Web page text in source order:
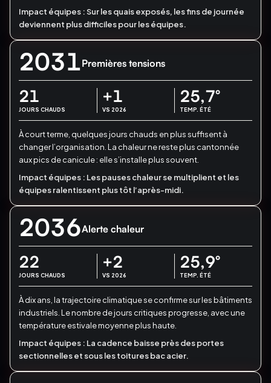
Impact équipes :Sur les quais exposés, les fins de journée
deviennent plus difficiles pour les équipes.
2031Premières tensions
21
JOURS CHAUDS
+1
VS 2026
25,7°
TEMP. ÉTÉ
À court terme, quelques jours chauds en plus suffisent à
changer l’organisation. La chaleur ne reste plus cantonnée
aux pics de canicule : elle s’installe plus souvent.
Impact équipes : Les pauses chaleur se multiplient et les
équipes ralentissent plus tôt l’après-midi.
2036Alerte chaleur
22
JOURS CHAUDS
+2
VS 2026
25,9°
TEMP. ÉTÉ
À dix ans, la trajectoire climatique se confirme sur les bâtiments
industriels. Le nombre de jours critiques progresse, avec une
température estivale moyenne plus haute.
Impact équipes : La cadence baisse près des portes
sectionnelles et sous les toitures bac acier.